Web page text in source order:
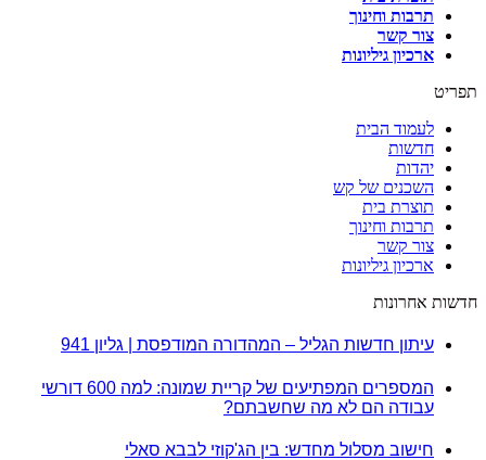
תרבות וחינוך
צור קשר
ארכיון גיליונות
תפריט
לעמוד הבית
חדשות
יהדות
השכנים של קש
תוצרת בית
תרבות וחינוך
צור קשר
ארכיון גיליונות
חדשות אחרונות
עיתון חדשות הגליל – המהדורה המודפסת | גליון 941
המספרים המפתיעים של קריית שמונה: למה 600 דורשי
עבודה הם לא מה שחשבתם?
חישוב מסלול מחדש: בין הג'קוזי לבבא סאלי